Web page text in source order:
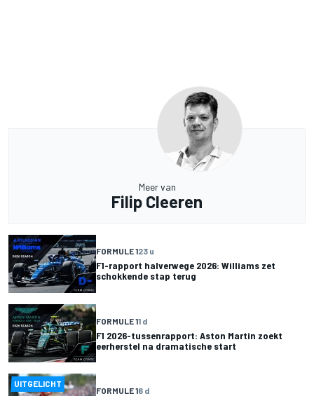
Meer van
Filip Cleeren
FORMULE 123 u
F1-rapport halverwege 2026: Williams zet
schokkende stap terug
FORMULE 11 d
F1 2026-tussenrapport: Aston Martin zoekt
eerherstel na dramatische start
UITGELICHT
FORMULE 16 d